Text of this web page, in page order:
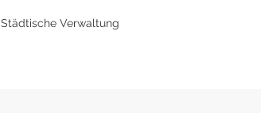
Städtische Verwaltung